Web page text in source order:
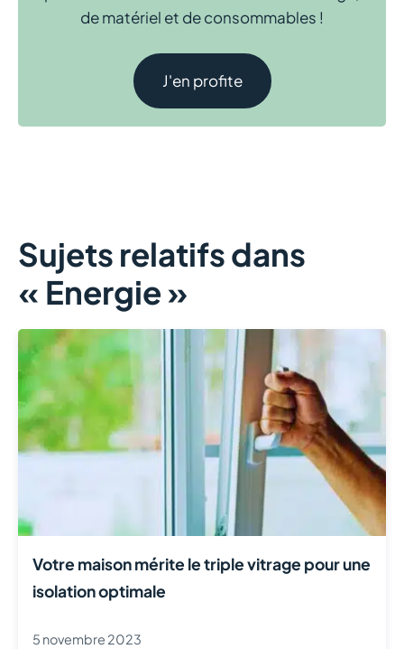
de matériel et de consommables !
J'en profite
Sujets relatifs dans
« Energie »
Votre maison mérite le triple vitrage pour une
isolation optimale
5 novembre 2023